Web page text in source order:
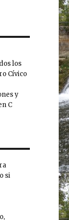
los
Cívico
y
C
si